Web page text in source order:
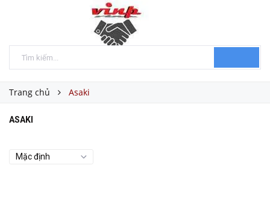
Trang chủ Asaki
ASAKI